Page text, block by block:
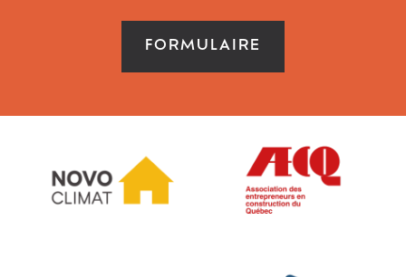
FORMULAIRE